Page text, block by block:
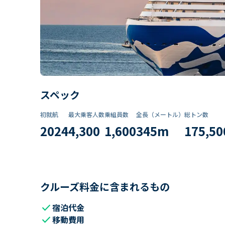
スペック
初就航
2024
最大乗客人数
4,300
乗組員数​
1,600
全長（メートル）
345m
総トン数​
クルーズ料金に含まれるもの
check宿泊代金
check移動費用